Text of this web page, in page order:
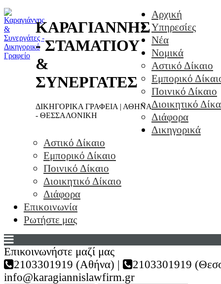
ΚΑΡΑΓΙΑΝΝΗΣ
- ΣΤΑΜΑΤΙΟΥ
&
ΣΥΝΕΡΓΑΤΕΣ
ΔΙΚΗΓΟΡΙΚΑ ΓΡΑΦΕΙΑ | ΑΘΗΝΑ
- ΘΕΣΣΑΛΟΝΙΚΗ
Αρχική
Υπηρεσίες
Νέα
Νομικά
Αστικό Δίκαιο
Εμπορικό
Ποινικό Δίκαιο
Διοικητικό
Διάφορα
Δικηγορικά
Αστικό Δίκαιο
Εμπορικό Δίκαιο
Ποινικό Δίκαιο
Διοικητικό Δίκαιο
Διάφορα
Επικοινωνία
Ρωτήστε μας
Επικοινωνήστε μαζί μας
2103301919 (Αθήνα) |
2103301919
info@karagiannislawfirm.gr